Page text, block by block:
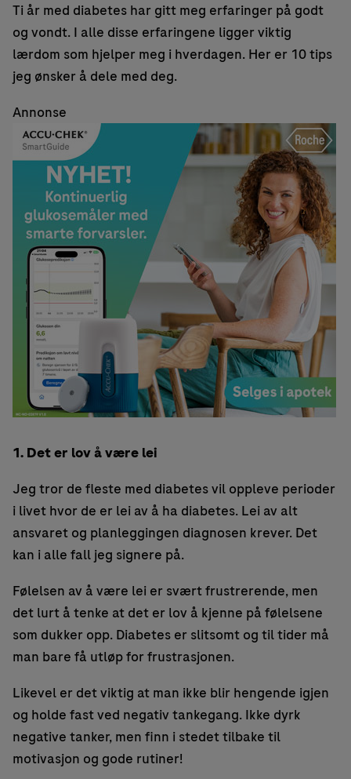
Ti år med diabetes har gitt meg erfaringer på godt
og vondt. I alle disse erfaringene ligger viktig
lærdom som hjelper meg i hverdagen. Her er 10 tips
jeg ønsker å dele med deg.
Annonse
1. Det er lov å være lei
Jeg tror de fleste med diabetes vil oppleve perioder
i livet hvor de er lei av å ha diabetes. Lei av alt
ansvaret og planleggingen diagnosen krever. Det
kan i alle fall jeg signere på.
Følelsen av å være lei er svært frustrerende, men
det lurt å tenke at det er lov å kjenne på følelsene
som dukker opp. Diabetes er slitsomt og til tider må
man bare få utløp for frustrasjonen.
Likevel er det viktig at man ikke blir hengende igjen
og holde fast ved negativ tankegang. Ikke dyrk
negative tanker, men finn i stedet tilbake til
motivasjon og gode rutiner!